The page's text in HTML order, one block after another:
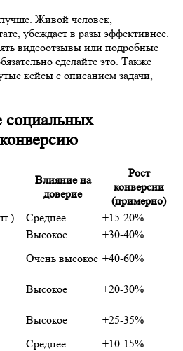
Живой человек,
убеждает в разы эффективнее.
видеоотзывы или подробные
сделайте это. Также
кейсы с описанием задачи,
социальных
Влияние на
доверие
Рост
конверсии
(примерно)
Среднее
+15-20%
Высокое
+30-40%
Очень высокое +40-60%
Высокое
+20-30%
Высокое
+25-35%
Среднее
+10-15%